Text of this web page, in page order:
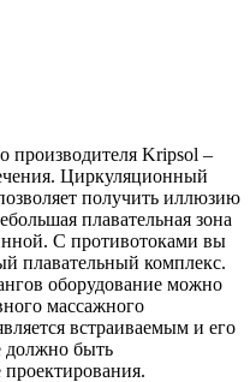
производителя Kripsol –
Циркуляционный
получить иллюзию
плавательная зона
С противотоками вы
плавательный комплекс.
оборудование можно
массажного
встраиваемым и его
должно быть
проектирования.